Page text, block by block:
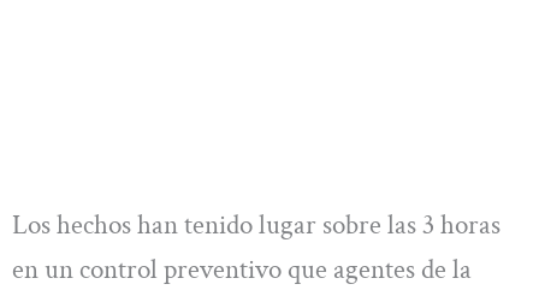
Los hechos han tenido lugar sobre las 3 horas
en un control preventivo que agentes de la